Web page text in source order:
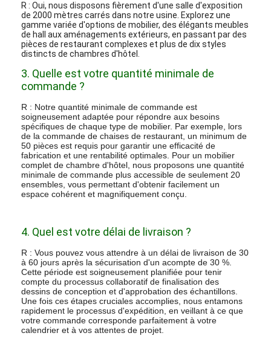
R : Oui, nous disposons fièrement d'une salle d'exposition
de 2000 mètres carrés dans notre usine. Explorez une
gamme variée d'options de mobilier, des élégants meubles
de hall aux aménagements extérieurs, en passant par des
pièces de restaurant complexes et plus de dix styles
distincts de chambres d'hôtel.
3. Quelle est votre quantité minimale de
commande ?
R : Notre quantité minimale de commande est
soigneusement adaptée pour répondre aux besoins
spécifiques de chaque type de mobilier. Par exemple, lors
de la commande de chaises de restaurant, un minimum de
50 pièces est requis pour garantir une efficacité de
fabrication et une rentabilité optimales. Pour un mobilier
complet de chambre d'hôtel, nous proposons une quantité
minimale de commande plus accessible de seulement 20
ensembles, vous permettant d'obtenir facilement un
espace cohérent et magnifiquement conçu.
4. Quel est votre délai de livraison ?
R : Vous pouvez vous attendre à un délai de livraison de 30
à 60 jours après la sécurisation d'un acompte de 30 %.
Cette période est soigneusement planifiée pour tenir
compte du processus collaboratif de finalisation des
dessins de conception et d'approbation des échantillons.
Une fois ces étapes cruciales accomplies, nous entamons
rapidement le processus d'expédition, en veillant à ce que
votre commande corresponde parfaitement à votre
calendrier et à vos attentes de projet.